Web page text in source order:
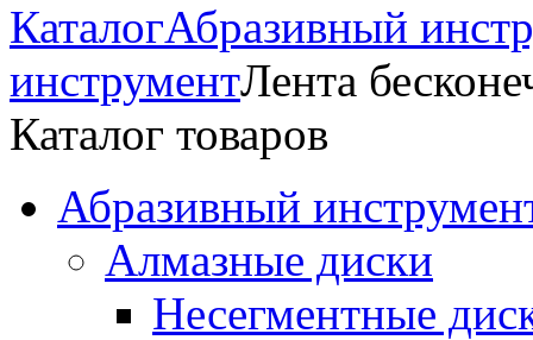
КаталогАбразивный
инструментЛента
Каталог товаров
Абразивный
Алмазные диски
Несегментные